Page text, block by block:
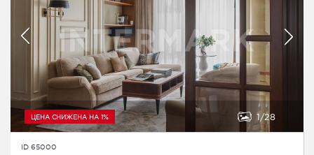
ЦЕНА СНИЖЕНА НА 1% 1 28
ID 65000